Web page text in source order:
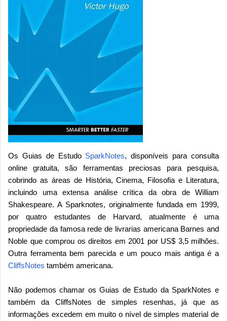
Os Guias de Estudo SparkNotes, disponíveis para consulta
online gratuita, são ferramentas preciosas para pesquisa,
cobrindo as áreas de História,Cinema, Filosofia e Literatura,
incluindo uma extensa análise crítica da obra de William
Shakespeare. A Sparknotes, originalmente fundada em 1999,
por quatro estudantes de Harvard, atualmente é uma
propriedade da famosa rede de livrarias americana Barnes and
Noble que comprou os direitos em 2001 por US$ 3,5 milhões.
Outra ferramenta bem parecida e um pouco mais antiga é a
CliffsNotes também americana.
Não podemos chamar os Guias de Estudo da SparkNotes e
também da CliffsNotes de simples resenhas, já que as
informações excedem em muito o nível de simples material de